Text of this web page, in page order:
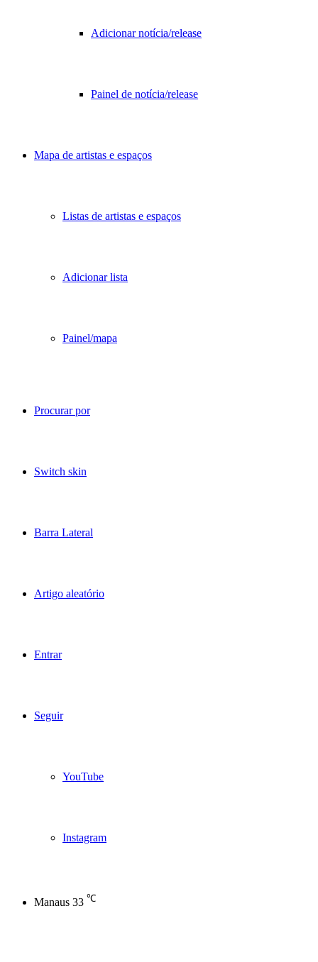
Adicionar notícia/release
Painel de notícia/release
Mapa de artistas e espaços
Listas de artistas e espaços
Adicionar lista
Painel/mapa
Procurar por
Switch skin
Barra Lateral
Artigo aleatório
Entrar
Seguir
YouTube
Instagram
Manaus 33 ℃